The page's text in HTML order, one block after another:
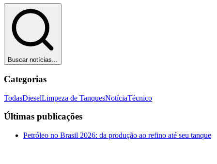
Buscar notícias...
Categorias
TodasDieselLimpeza de TanquesNotíciaTécnico
Últimas publicações
Petróleo no Brasil 2026: da produção ao refino até seu tanque